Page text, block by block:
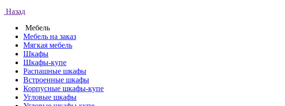
Назад
Мебель
Мебель на заказ
Мягкая мебель
Шкафы
Шкафы-купе
Распашные шкафы
Встроенные шкафы
Корпусные шкафы-купе
Угловые шкафы